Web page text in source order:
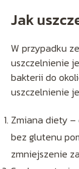
Jak
W przypadku
uszczelnienie
bakterii do
uszczelnienie
Zmiana diety –
bez glutenu
zmniejszenie